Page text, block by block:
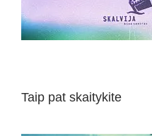
Taip pat skaitykite